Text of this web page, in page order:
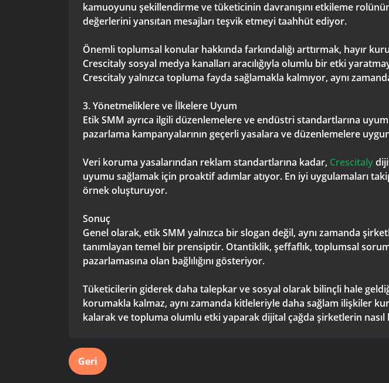
kamuoyunu şekillendirme ve tüketicinin davranışını etkileme
değerlerini yansıtan mesajları teşvik etmeyi taahhüt ediyor.
Önemli toplumsal konular hakkında farkındalığı arttırmak, hayır
Crescitaly sosyal medya kanalları aracılığıyla olumlu bir etki
Crescitaly yalnızca topluma fayda sağlamakla kalmıyor, aynı
3. Yönetmeliklere ve İlkelere Uyum
Etik SMM ayrıca ilgili düzenlemelere ve endüstri standartlarına
pazarlama kampanyalarının geçerli yasalara ve düzenlemelere
Veri koruma yasalarından reklam standartlarına kadar, Crescitaly
uyumu sağlamak için proaktif adımlar atıyor. En iyi uygulamaları
örnek oluşturuyor.
Sonuç
Genel olarak, etik SMM yalnızca bir slogan değil, aynı zamanda
tanımlayan temel bir prensiptir. Otantiklik, şeffaflık, toplumsal
pazarlamasına olan bağlılığını gösteriyor.
Tüketicilerin giderek daha talepkar ve sosyal olarak bilinçli hale
korumakla kalmaz, aynı zamanda kitleleriyle daha sağlam ilişkiler
kalarak ve topluma olumlu etki yaparak dijital çağda şirketlerin nasıl
Geri